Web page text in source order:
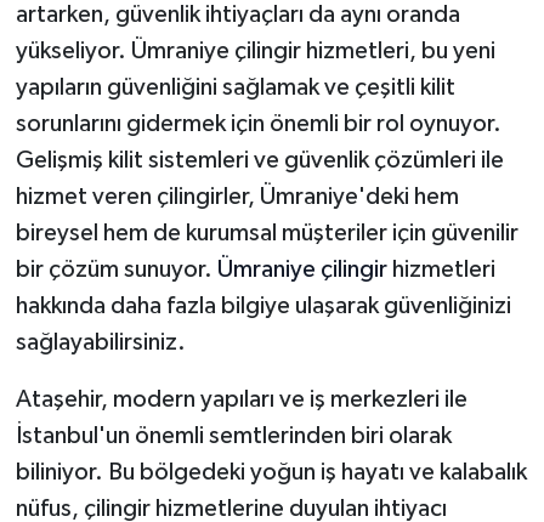
artarken, güvenlik ihtiyaçları da aynı oranda
yükseliyor. Ümraniye çilingir hizmetleri, bu yeni
yapıların güvenliğini sağlamak ve çeşitli kilit
sorunlarını gidermek için önemli bir rol oynuyor.
Gelişmiş kilit sistemleri ve güvenlik çözümleri ile
hizmet veren çilingirler, Ümraniye'deki hem
bireysel hem de kurumsal müşteriler için güvenilir
bir çözüm sunuyor. Ümraniye çilingirhizmetleri
hakkında daha fazla bilgiye ulaşarak güvenliğinizi
sağlayabilirsiniz.
Ataşehir, modern yapıları ve iş merkezleri ile
İstanbul'un önemli semtlerinden biri olarak
biliniyor. Bu bölgedeki yoğun iş hayatı ve kalabalık
nüfus, çilingir hizmetlerine duyulan ihtiyacı